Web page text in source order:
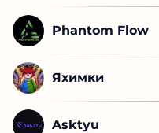
Phantom Flow
Яхимки
Asktyu